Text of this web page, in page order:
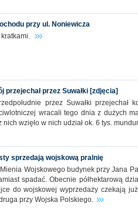
przy ul. Noniewicza
kratkami.
przejechał przez Suwałki [zdjęcia]
przez Suwałki przejechał
wracali tego dnia z dużych
nich wzięło w nich udział ok. 6 tys.
sprzedają wojskową pralnię
Wojskowego budynek przy Jana
spadać. Obecnie półhektarową
do wojskowej wyprzedaży czekają
przy Wojska Polskiego.